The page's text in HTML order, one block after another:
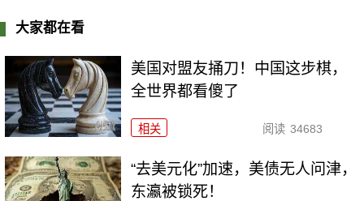
大家都在看
美国对盟友捅刀！中国这步棋，
全世界都看傻了
相关 阅读 34683
“去美元化”加速，美债无人问津，
东瀛被锁死！